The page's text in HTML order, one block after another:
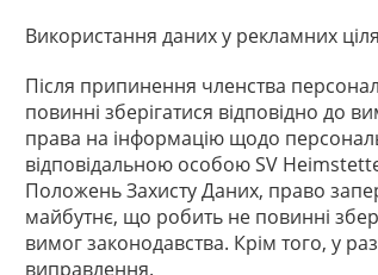
Використання даних у рекламних
Після припинення членства
повинні зберігатися відповідно до
права на інформацію щодо
відповідальною особою SV
Положень Захисту Даних, право
майбутнє, що робить не повинні
вимог законодавства. Крім того, у
виправлення.